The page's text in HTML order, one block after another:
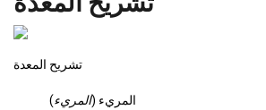
تشريح المعدة
المريء (المريء)